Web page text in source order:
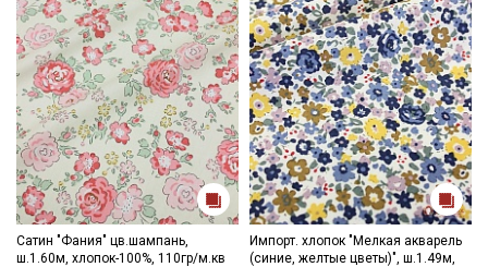
Сатин "Фания" цв.шампань,
ш.1.60м, хлопок-100%, 110гр/м.кв
Импорт. хлопок "Мелкая акварель
(синие, желтые цветы)", ш.1.49м,